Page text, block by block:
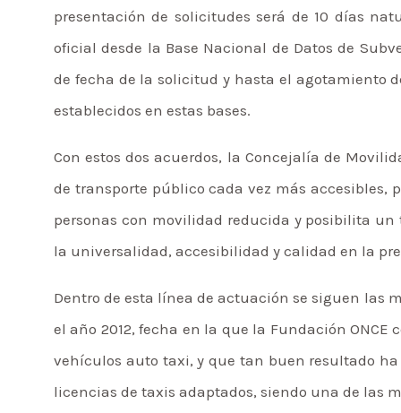
presentación de solicitudes será de 10 días
oficial desde la Base Nacional de Datos de
de fecha de la solicitud y hasta el agotamiento
establecidos en estas bases.
Con estos dos acuerdos, la Concejalía de
de transporte público cada vez más accesibles,
personas con movilidad reducida y posibilita
la universalidad, accesibilidad y calidad en la
Dentro de esta línea de actuación se siguen las
el año 2012, fecha en la que la Fundación
vehículos auto taxi, y que tan buen resultado
licencias de taxis adaptados, siendo una de las